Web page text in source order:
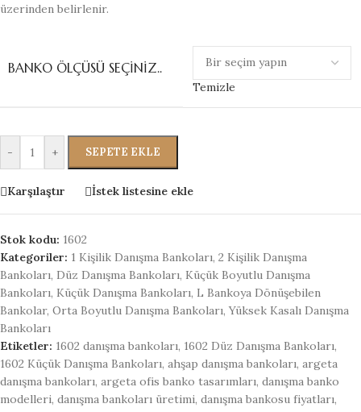
üzerinden belirlenir.
BANKO ÖLÇÜSÜ SEÇINIZ..
Temizle
- + SEPETE EKLE
Karşılaştır İstek listesine ekle
Stok kodu: 1602
Kategoriler: 1 Kişilik Danışma Bankoları, 2 Kişilik Danışma
Bankoları, Düz Danışma Bankoları, Küçük Boyutlu Danışma
Bankoları, Küçük Danışma Bankoları, L Bankoya Dönüşebilen
Bankolar, Orta Boyutlu Danışma Bankoları, Yüksek Kasalı Danışma
Bankoları
Etiketler: 1602 danışma bankoları, 1602 Düz Danışma Bankoları,
1602 Küçük Danışma Bankoları, ahşap danışma bankoları, argeta
danışma bankoları, argeta ofis banko tasarımları, danışma banko
modelleri, danışma bankoları üretimi, danışma bankosu fiyatları,